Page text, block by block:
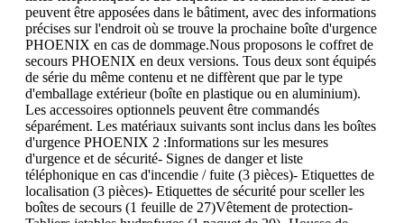
peuvent être apposées dans le bâtiment, avec des informations
précises sur l'endroit où se trouve la prochaine boîte d'urgence
PHOENIX en cas de dommage.Nous proposons le coffret de
secours PHOENIX en deux versions. Tous deux sont équipés
de série du même contenu et ne diffèrent que par le type
d'emballage extérieur (boîte en plastique ou en aluminium).
Les accessoires optionnels peuvent être commandés
séparément. Les matériaux suivants sont inclus dans les boîtes
d'urgence PHOENIX 2 :Informations sur les mesures
d'urgence et de sécurité- Signes de danger et liste
téléphonique en cas d'incendie / fuite (3 pièces)- Etiquettes de
localisation (3 pièces)- Etiquettes de sécurité pour sceller les
boîtes de secours (1 feuille de 27)Vêtement de protection-